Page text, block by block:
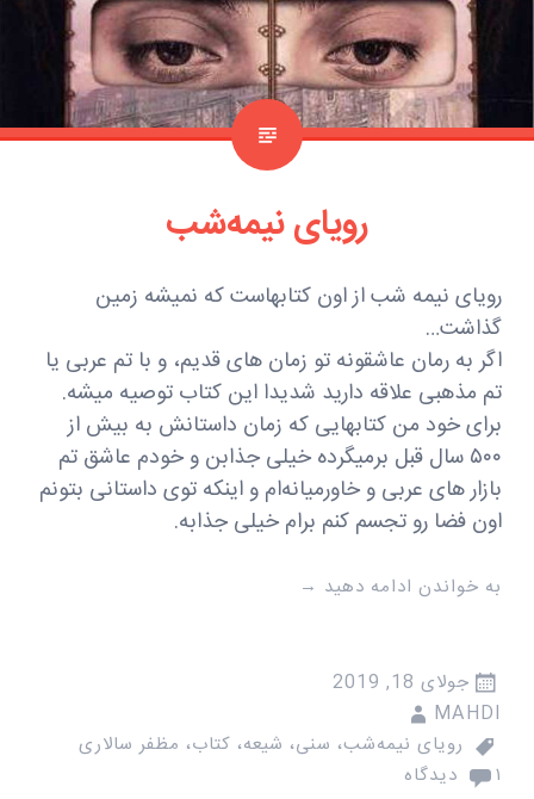
رویای نیمه‌شب
رویای نیمه شب از اون کتابهاست که نمیشه زمین
گذاشت…
اگر به رمان عاشقونه تو زمان های قدیم، و با تم عربی یا
تم مذهبی علاقه دارید شدیدا این کتاب توصیه میشه.
برای خود من کتابهایی که زمان داستانش به بیش از
۵۰۰ سال قبل برمیگرده خیلی جذابن و خودم عاشق تم
بازار های عربی و خاورمیانه‌ام و اینکه توی داستانی بتونم
اون فضا رو تجسم کنم برام خیلی جذابه.
به خواندن ادامه دهید →
جولای 18, 2019
MAHDI
رویای نیمه‌شب، سنی، شیعه، کتاب، مظفر سالاری
۱ دیدگاه